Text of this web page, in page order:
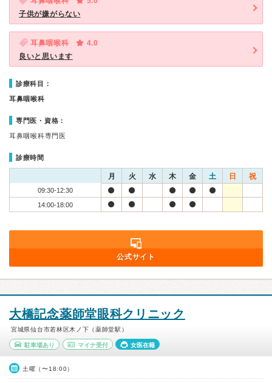
子供が嫌がらない
耳鼻咽喉科
4.0
良いと思います
診療科目：
耳鼻咽喉科
専門医・資格：
耳鼻咽喉科専門医
診療時間
月 火 水 木 金 土 日 祝
09:30-12:30
14:00-18:00
公式サイト
大橋記念薬師堂眼科クリニック
宮城県仙台市若林区木ノ下（薬師堂駅）
駐車場あり マイナ受付 女医在籍
土曜（〜18:00）